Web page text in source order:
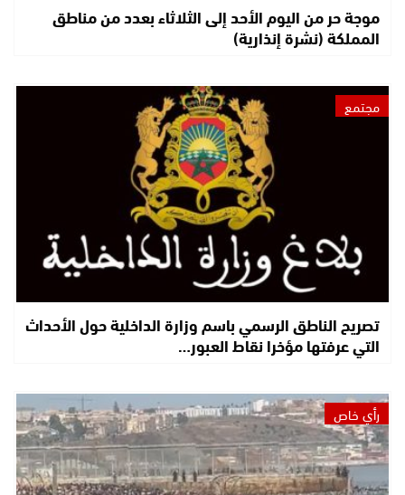
موجة حر من اليوم الأحد إلى الثلاثاء بعدد من مناطق
المملكة (نشرة إنذارية)
مجتمع
تصريح الناطق الرسمي باسم وزارة الداخلية حول الأحداث
التي عرفتها مؤخرا نقاط العبور…
رأي خاص